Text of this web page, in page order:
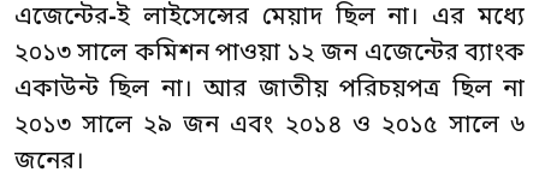
এজেন্টের-ই লাইসেন্সের মেয়াদ ছিল না। এর মধ্যে
২০১৩ সালে কমিশন পাওয়া ১২ জন এজেন্টের ব্যাংক
একাউন্ট ছিল না। আর জাতীয় পরিচয়পত্র ছিল না
২০১৩ সালে ২৯ জন এবং ২০১৪ ও ২০১৫ সালে ৬
জনের।